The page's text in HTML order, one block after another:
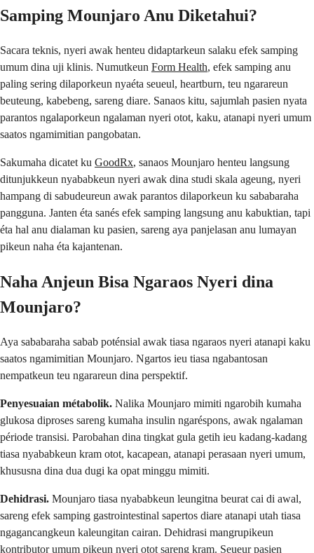
Samping Mounjaro Anu Diketahui?
Sacara teknis, nyeri awak henteu didaptarkeun salaku efek samping
umum dina uji klinis. Numutkeun Form Health, efek samping anu
paling sering dilaporkeun nyaéta seueul, heartburn, teu ngarareun
beuteung, kabebeng, sareng diare. Sanaos kitu, sajumlah pasien nyata
parantos ngalaporkeun ngalaman nyeri otot, kaku, atanapi nyeri umum
saatos ngamimitian pangobatan.
Sakumaha dicatet ku GoodRx, sanaos Mounjaro henteu langsung
ditunjukkeun nyababkeun nyeri awak dina studi skala ageung, nyeri
hampang di sabudeureun awak parantos dilaporkeun ku sababaraha
pangguna. Janten éta sanés efek samping langsung anu kabuktian, tapi
éta hal anu dialaman ku pasien, sareng aya panjelasan anu lumayan
pikeun naha éta kajantenan.
Naha Anjeun Bisa Ngaraos Nyeri dina
Mounjaro?
Aya sababaraha sabab poténsial awak tiasa ngaraos nyeri atanapi kaku
saatos ngamimitian Mounjaro. Ngartos ieu tiasa ngabantosan
nempatkeun teu ngarareun dina perspektif.
Penyesuaian métabolik. Nalika Mounjaro mimiti ngarobih kumaha
glukosa diproses sareng kumaha insulin ngaréspons, awak ngalaman
période transisi. Parobahan dina tingkat gula getih ieu kadang-kadang
tiasa nyababkeun kram otot, kacapean, atanapi perasaan nyeri umum,
khususna dina dua dugi ka opat minggu mimiti.
Dehidrasi. Mounjaro tiasa nyababkeun leungitna beurat cai di awal,
sareng efek samping gastrointestinal sapertos diare atanapi utah tiasa
ngagancangkeun kaleungitan cairan. Dehidrasi mangrupikeun
kontributor umum pikeun nyeri otot sareng kram. Seueur pasien